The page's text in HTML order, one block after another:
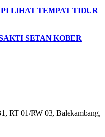
LIHAT TEMPAT TIDUR
SETAN KOBER
RT 01/RW 03, Balekambang,